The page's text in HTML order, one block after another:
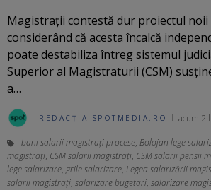
Magistrații contestă dur proiectul noii
considerând că acesta încalcă
poate destabiliza întreg sistemul
Superior al Magistraturii (CSM)
a…
REDACȚIA SPOTMEDIA.RO acum 2
bani salarii magistrați procese, Bolojan lege
magistrați, CSM salarii magistrați, CSM salarii pensii
lege salarizare, grile salarizare, Legea salarizării
salarii magistrați, salarizare bugetari, salarizare